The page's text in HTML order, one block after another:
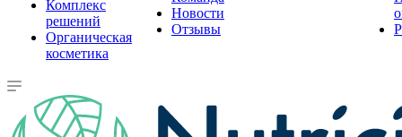
Комплекс
решений
Органическая
косметика
Новости
Отзывы